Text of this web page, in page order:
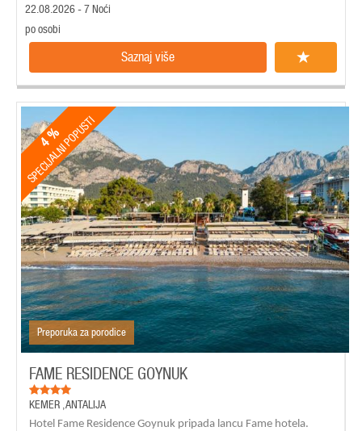
22.08.2026 - 7 Noći
po osobi
Saznaj više
4 %
SPECIJALNI POPUSTI
Preporuka za porodice
FAME RESIDENCE GOYNUK
KEMER ,ANTALIJA
Hotel Fame Residence Goynuk pripada lancu Fame hotela.